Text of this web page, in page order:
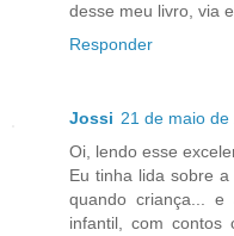
desse meu livro, via
Responder
Jossi 21 de maio de
Oi, lendo esse
Eu tinha lida sobre
quando criança...
infantil, com contos